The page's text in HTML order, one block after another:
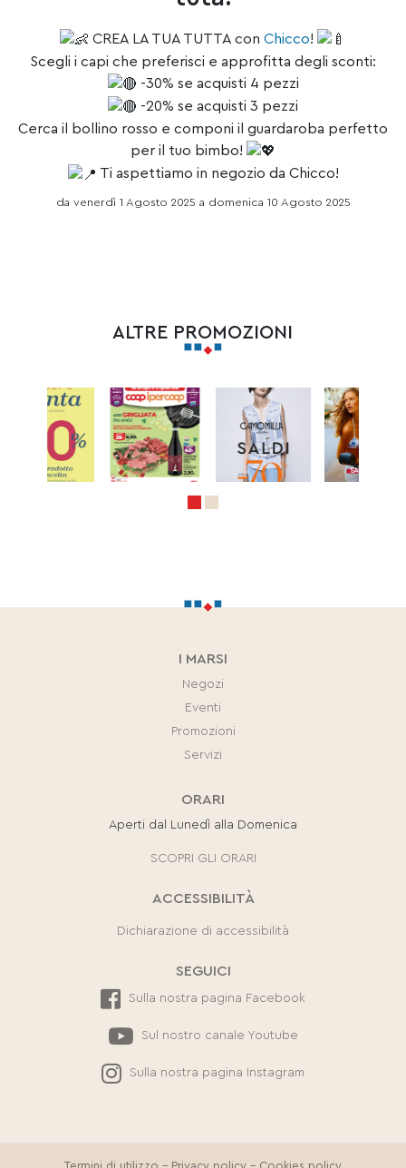
CREA LA TUA TUTTA con Chicco!
Scegli i capi che preferisci e approfitta degli sconti:
-30% se acquisti 4 pezzi
-20% se acquisti 3 pezzi
Cerca il bollino rosso e componi il guardaroba perfetto
per il tuo bimbo!
Ti aspettiamo in negozio da Chicco!
da venerdì 1 Agosto 2025 a domenica 10 Agosto 2025
ALTRE PROMOZIONI
I MARSI
Negozi
Eventi
Promozioni
Servizi
ORARI
Aperti dal Lunedì alla Domenica
SCOPRI GLI ORARI
ACCESSIBILITÀ
Dichiarazione di accessibilità
SEGUICI
Sulla nostra pagina Facebook
Sul nostro canale Youtube
Sulla nostra pagina Instagram